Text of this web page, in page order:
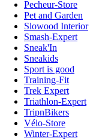
Pecheur-Store
Pet and Garden
Slowood Interior
Smash-Expert
Sneak'In
Sneakids
Sport is good
Training-Fit
Trek Expert
Triathlon-Expert
TripnBikers
Vélo-Store
Winter-Expert